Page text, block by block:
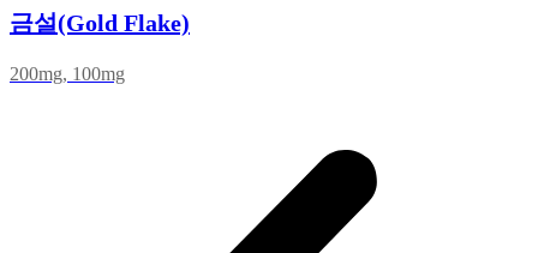
금설(Gold Flake)
200mg, 100mg